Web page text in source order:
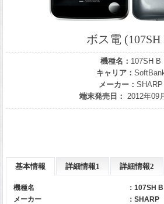
ボス電 (107SH
機種名： 107SH B
キャリア：
メーカー： SHARP
端末発売日： 2012年09
基本情報 詳細情報1 詳細情報2
機種名
：107SH B
メーカー
： SHARP